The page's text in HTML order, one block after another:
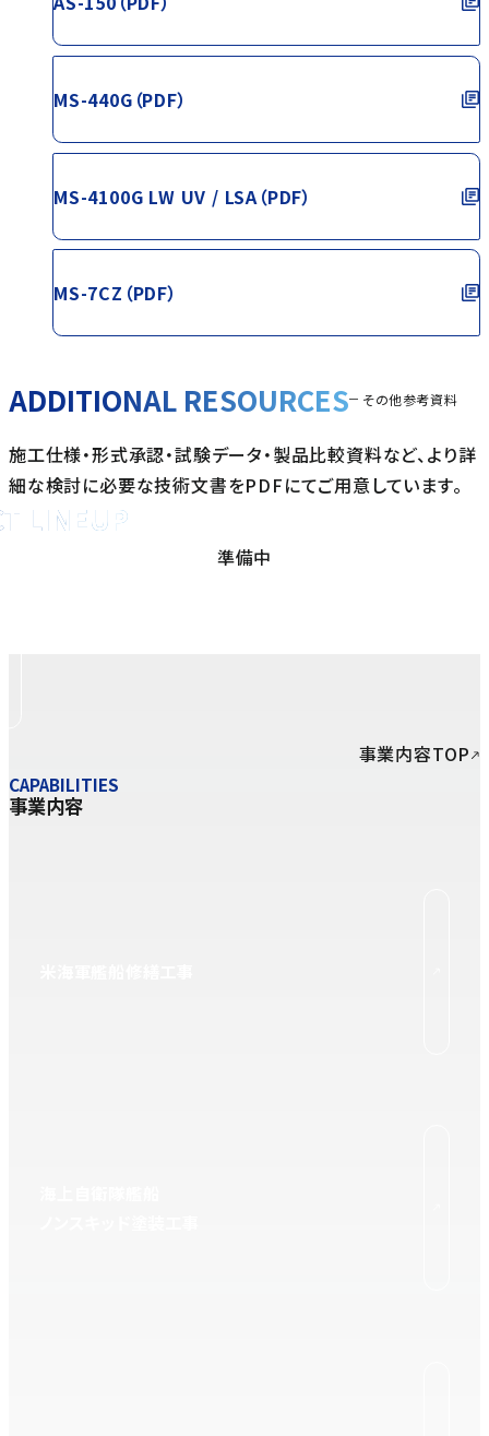
MS-440G（PDF）
MS-4100G LW UV / LSA（PDF）
MS-7CZ（PDF）
ADDITIONAL RESOURCES その他参考資料
施工仕様・形式承認・試験データ・製品比較資料など、より詳
細な検討に必要な技術文書をPDFにてご用意しています。
準備中
LINEUP
CAPABILITIES
事業内容
事業内容TOP